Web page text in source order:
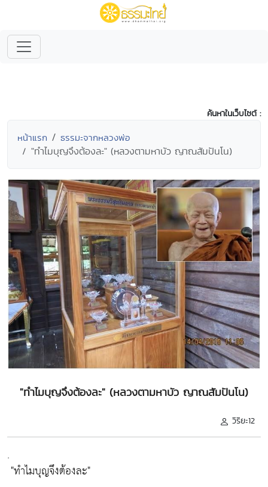
ค้นหาในเว็บไซต์ :
หน้าแรก ธรรมะจากหลวงพ่อ
"ทำไมบุญจึงต้องละ" (หลวงตามหาบัว ญาณสัมปันโน)
"ทำไมบุญจึงต้องละ" (หลวงตามหาบัว ญาณสัมปันโน)
วิริยะ12
.
"ทำไมบุญจึงต้องละ"